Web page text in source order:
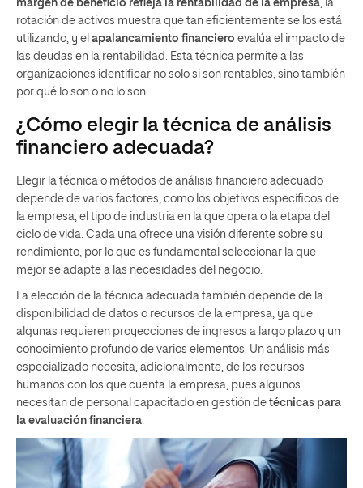
margen de beneficio refleja la rentabilidad de la empresa, la
rotación de activos muestra que tan eficientemente se los está
utilizando, y el apalancamiento financiero evalúa el impacto de
las deudas en la rentabilidad. Esta técnica permite a las
organizaciones identificar no solo si son rentables, sino también
por qué lo son o no lo son.
¿Cómo elegir la técnica de análisis
financiero adecuada?
Elegir la técnica o métodos de análisis financiero adecuado
depende de varios factores, como los objetivos específicos de
la empresa, el tipo de industria en la que opera o la etapa del
ciclo de vida. Cada una ofrece una visión diferente sobre su
rendimiento, por lo que es fundamental seleccionar la que
mejor se adapte a las necesidades del negocio.
La elección de la técnica adecuada también depende de la
disponibilidad de datos o recursos de la empresa, ya que
algunas requieren proyecciones de ingresos a largo plazo y un
conocimiento profundo de varios elementos. Un análisis más
especializado necesita, adicionalmente, de los recursos
humanos con los que cuenta la empresa, pues algunos
necesitan de personal capacitado en gestión de técnicas para
la evaluación financiera.